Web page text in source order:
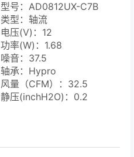
型号：AD0812UX-C7B
类型：轴流
电压(V)：12
功率(W)：1.68
噪音：37.5
轴承：Hypro
风量（CFM）：32.5
静压(inchH2O)：0.2